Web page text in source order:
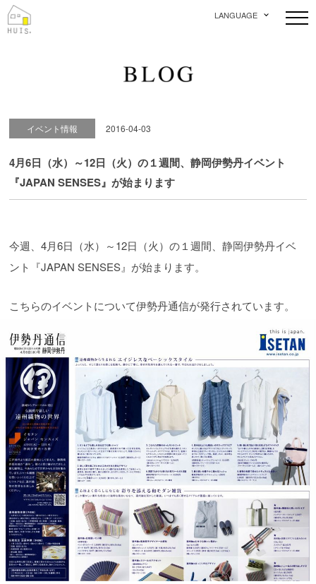
LANGUAGE
イベント情報 2016-04-03
4月6日（水）～12日（火）の１週間、静岡伊勢丹イベント
『JAPAN SENSES』が始まります
今週、4月6日（水）～12日（火）の１週間、静岡伊勢丹イベ
ント『JAPAN SENSES』が始まります。
こちらのイベントについて伊勢丹通信が発行されています。